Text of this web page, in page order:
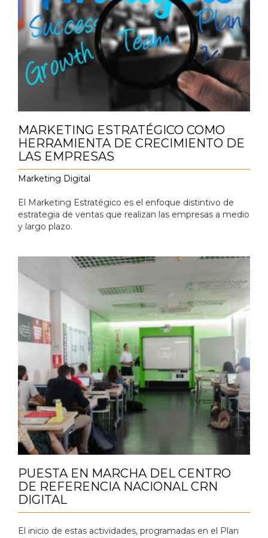
MARKETING ESTRATÉGICO COMO
HERRAMIENTA DE CRECIMIENTO DE
LAS EMPRESAS
Marketing Digital
El Marketing Estratégico es el enfoque distintivo de
estrategia de ventas que realizan las empresas a medio
y largo plazo.
PUESTA EN MARCHA DEL CENTRO
DE REFERENCIA NACIONAL CRN
DIGITAL
El inicio de estas actividades, programadas en el Plan